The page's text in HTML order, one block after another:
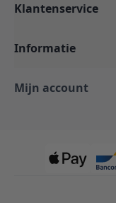
Klantenservice
Informatie
Mijn account